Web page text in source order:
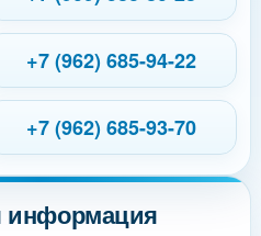
информация
+7 (962) 685-94-22
+7 (962) 685-93-70